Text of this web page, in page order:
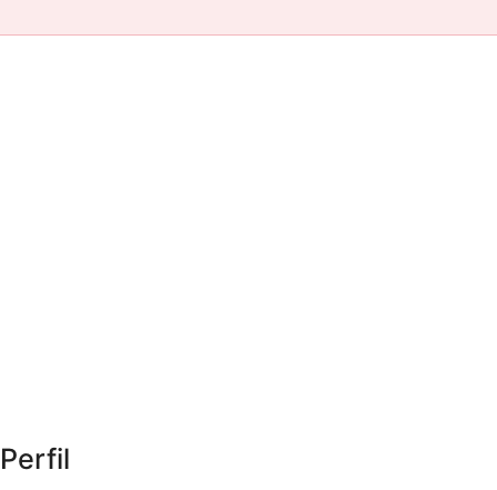
Perfil